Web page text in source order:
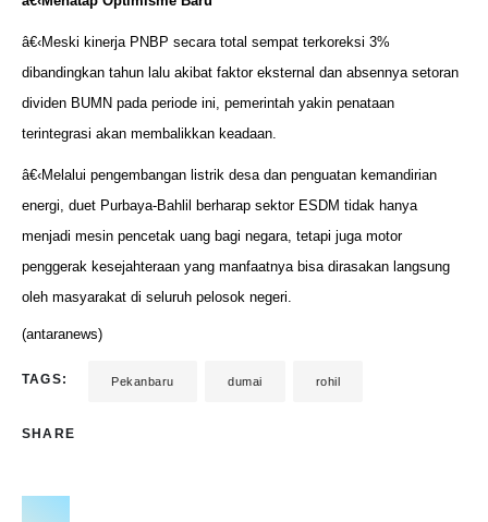
â€‹Meski kinerja PNBP secara total sempat terkoreksi 3%
dibandingkan tahun lalu akibat faktor eksternal dan absennya setoran
dividen BUMN pada periode ini, pemerintah yakin penataan
terintegrasi akan membalikkan keadaan.
â€‹Melalui pengembangan listrik desa dan penguatan kemandirian
energi, duet Purbaya-Bahlil berharap sektor ESDM tidak hanya
menjadi mesin pencetak uang bagi negara, tetapi juga motor
penggerak kesejahteraan yang manfaatnya bisa dirasakan langsung
oleh masyarakat di seluruh pelosok negeri.
(antaranews)
TAGS: Pekanbaru dumai rohil
SHARE